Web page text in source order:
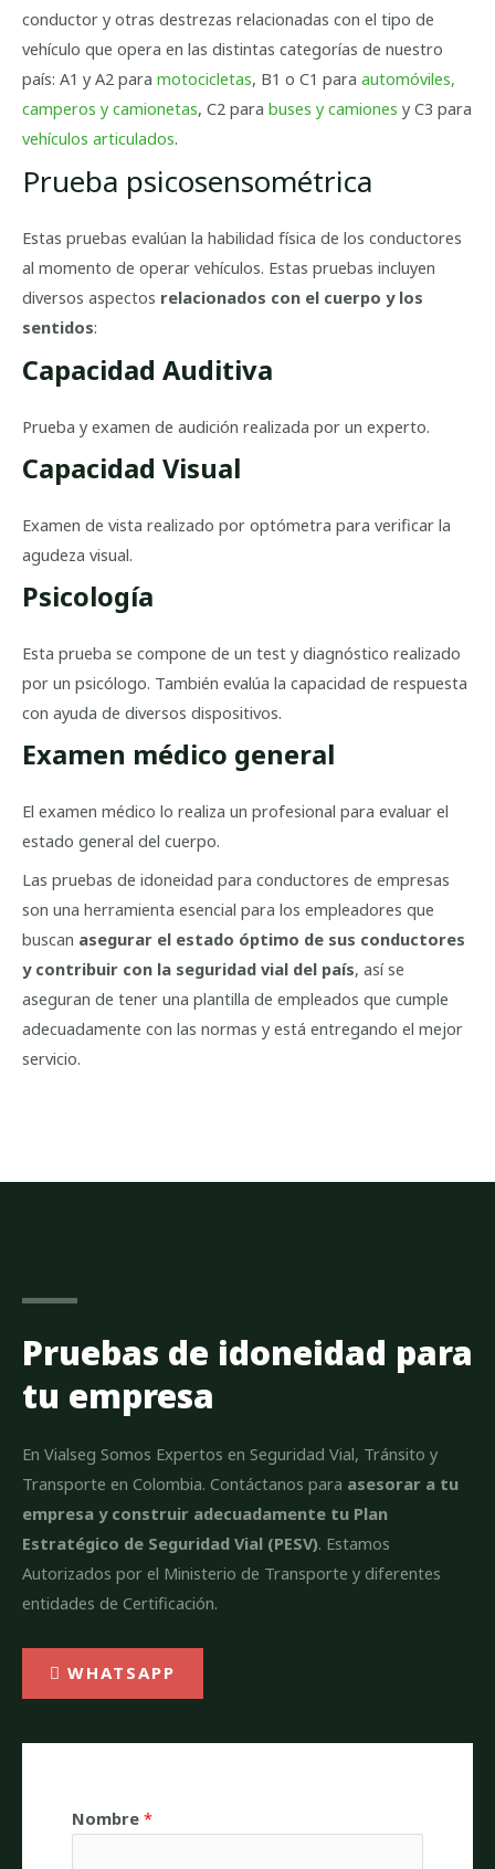
conductor y otras destrezas relacionadas con el tipo de
vehículo que opera en las distintas categorías de nuestro
país: A1 y A2 para motocicletas, B1 o C1 para automóviles,
camperos y camionetas, C2 para buses y camiones y C3 para
vehículos articulados.
Prueba psicosensométrica
Estas pruebas evalúan la habilidad física de los conductores
al momento de operar vehículos. Estas pruebas incluyen
diversos aspectos relacionados con el cuerpo y los
sentidos:
Capacidad Auditiva
Prueba y examen de audición realizada por un experto.
Capacidad Visual
Examen de vista realizado por optómetra para verificar la
agudeza visual.
Psicología
Esta prueba se compone de un test y diagnóstico realizado
por un psicólogo. También evalúa la capacidad de respuesta
con ayuda de diversos dispositivos.
Examen médico general
El examen médico lo realiza un profesional para evaluar el
estado general del cuerpo.
Las pruebas de idoneidad para conductores de empresas
son una herramienta esencial para los empleadores que
buscan asegurar el estado óptimo de sus conductores
y contribuir con la seguridad vial del país, así se
aseguran de tener una plantilla de empleados que cumple
adecuadamente con las normas y está entregando el mejor
servicio.
Pruebas de idoneidad para
tu empresa
En Vialseg Somos Expertos en Seguridad Vial, Tránsito y
Transporte en Colombia. Contáctanos para asesorar a tu
empresa y construir adecuadamente tu Plan
Estratégico de Seguridad Vial (PESV). Estamos
Autorizados por el Ministerio de Transporte y diferentes
entidades de Certificación.
WHATSAPP
Nombre *